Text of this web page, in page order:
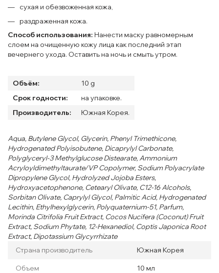
сухая и обезвоженная кожа,
раздраженная кожа.
Способ использования: Нанести маску равномерным
слоем на очищенную кожу лица как последний этап
вечернего ухода. Оставить на ночь и смыть утром.
Объём:
10 g
Срок годности:
на упаковке.
Производитель:
Южная Корея.
Aqua, Butylene Glycol, Glycerin, Phenyl Trimethicone,
Hydrogenated Polyisobutene, Dicaprylyl Carbonate,
Polyglyceryl-3 Methylglucose Distearate, Ammonium
Acryloyldimethyltaurate/VP Copolymer, Sodium Polyacrylate
Dipropylene Glycol, Hydrolyzed Jojoba Esters,
Hydroxyacetophenone, Cetearyl Olivate, C12-16 Alcohols,
Sorbitan Olivate, Caprylyl Glycol, Palmitic Acid, Hydrogenated
Lecithin, Ethylhexylglycerin, Polyquaternium-51, Parfum,
Morinda Citrifolia Fruit Extract, Cocos Nucifera (Coconut) Fruit
Extract, Sodium Phytate, 12-Hexanediol, Coptis Japonica Root
Extract, Dipotassium Glycyrrhizate
Страна производитель
Южная Корея
Объем 10 мл